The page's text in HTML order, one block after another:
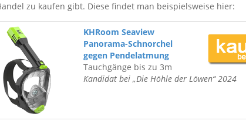
zu kaufen gibt. Diese findet man beispielsweise hier:
KHRoom Seaview
Panorama-Schnorchel
gegen Pendelatmung
Tauchgänge bis zu 3m
Kandidat bei „Die Höhle der Löwen“ 2024